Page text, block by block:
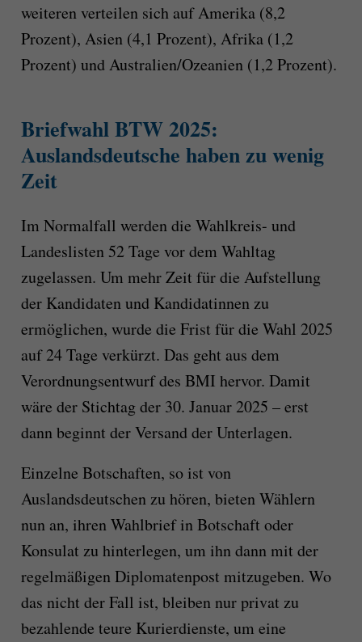
weiteren verteilen sich auf Amerika (8,2
Prozent), Asien (4,1 Prozent), Afrika (1,2
Prozent) und Australien/Ozeanien (1,2 Prozent).
Briefwahl BTW 2025:
Auslandsdeutsche haben zu wenig
Zeit
Im Normalfall werden die Wahlkreis- und
Landeslisten 52 Tage vor dem Wahltag
zugelassen. Um mehr Zeit für die Aufstellung
der Kandidaten und Kandidatinnen zu
ermöglichen, wurde die Frist für die Wahl 2025
auf 24 Tage verkürzt. Das geht aus dem
Verordnungsentwurf des BMI hervor. Damit
wäre der Stichtag der 30. Januar 2025 – erst
dann beginnt der Versand der Unterlagen.
Einzelne Botschaften, so ist von
Auslandsdeutschen zu hören, bieten Wählern
nun an, ihren Wahlbrief in Botschaft oder
Konsulat zu hinterlegen, um ihn dann mit der
regelmäßigen Diplomatenpost mitzugeben. Wo
das nicht der Fall ist, bleiben nur privat zu
bezahlende teure Kurierdienste, um eine